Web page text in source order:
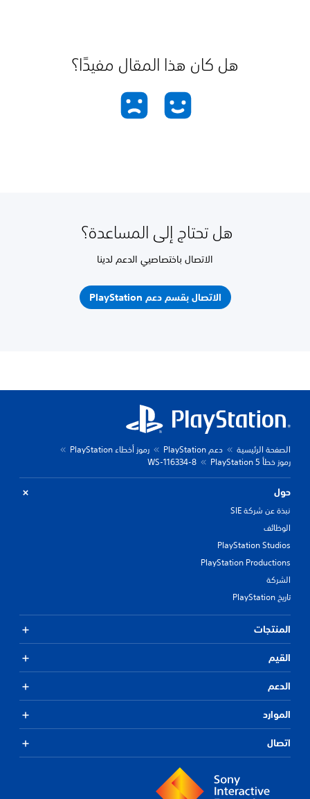
هل كان هذا المقال مفيدًا؟
هل تحتاج إلى المساعدة؟
الاتصال باختصاصيي الدعم لدينا
الاتصال بقسم دعم PlayStation
الصفحة الرئيسية دعم PlayStation
رموز أخطاء PlayStation
رموز خطأ PlayStation 5
WS-116334-8
حول
نبذة عن شركة SIE
الوظائف
PlayStation Studios
PlayStation Productions
الشركة
تاريخ PlayStation
المنتجات
القيم
الدعم
الموارد
اتصال